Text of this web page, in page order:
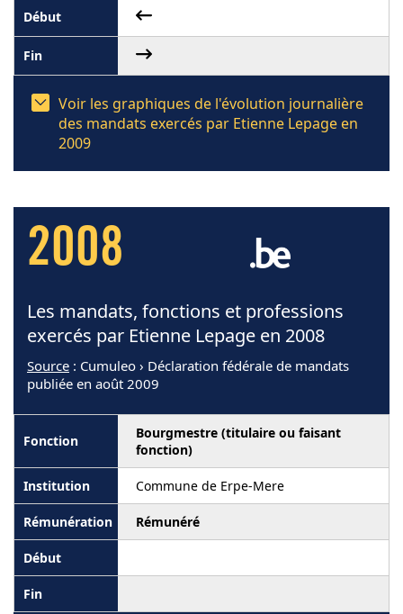
Voir les graphiques de l'évolution journalière
des mandats exercés par Etienne Lepage en
2009
2008
Les mandats, fonctions et professions
exercés par Etienne Lepage en 2008
Source : Cumuleo › Déclaration fédérale de mandats
publiée en août 2009
Bourgmestre (titulaire ou faisant
fonction)
Commune de Erpe-Mere
Rémunéré